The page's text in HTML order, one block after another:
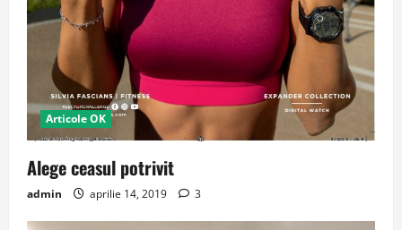
Articole OK
Alege ceasul potrivit
admin aprilie 14, 2019 3